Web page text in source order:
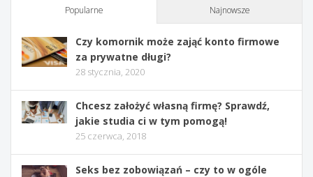
Popularne Najnowsze
Czy komornik może zająć konto firmowe
za prywatne długi?
28 stycznia, 2020
Chcesz założyć własną firmę? Sprawdź,
jakie studia ci w tym pomogą!
25 czerwca, 2018
Seks bez zobowiązań – czy to w ogóle